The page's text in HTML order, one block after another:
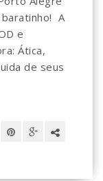
A
e
Ática,
de seus